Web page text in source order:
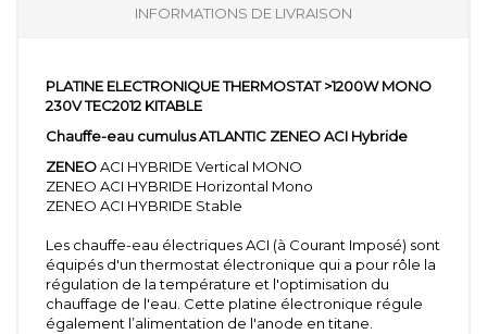
INFORMATIONS DE LIVRAISON
PLATINE ELECTRONIQUE THERMOSTAT >1200W MONO
230V TEC2012 KITABLE
Chauffe-eau cumulus ATLANTIC ZENEO ACI Hybride
ZENEOACI HYBRIDE Vertical MONO
ZENEO ACI HYBRIDE Horizontal Mono
ZENEO ACI HYBRIDE Stable
Les chauffe-eau électriques ACI (à Courant Imposé) sont
équipés d'un thermostat électronique qui a pour rôle la
régulation de la température et l'optimisation du
chauffage de l'eau. Cette platine électronique régule
également l’alimentation de l'anode en titane.